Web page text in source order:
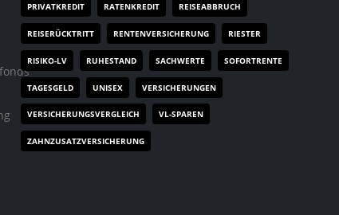
PRIVATKREDIT RATENKREDIT REISEABBRUCH
REISERÜCKTRITT RENTENVERSICHERUNG RIESTER
RISIKO-LV RUHESTAND SACHWERTE SOFORTRENTE
TAGESGELD UNISEX VERSICHERUNGEN
VERSICHERUNGSVERGLEICH VL-SPAREN
ZAHNZUSATZVERSICHERUNG